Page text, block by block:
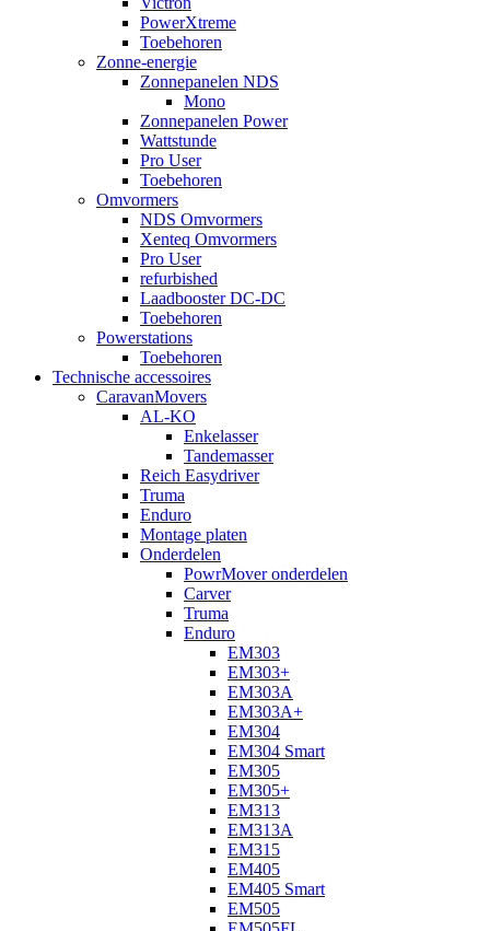
PowerXtreme
Toebehoren
Zonne-energie
Zonnepanelen NDS
Mono
Zonnepanelen Power
Wattstunde
Pro User
Toebehoren
Omvormers
NDS Omvormers
Xenteq Omvormers
Pro User
refurbished
Laadbooster DC-DC
Toebehoren
Powerstations
Toebehoren
Technische accessoires
CaravanMovers
AL-KO
Enkelasser
Tandemasser
Reich Easydriver
Truma
Enduro
Montage platen
Onderdelen
PowrMover onderdelen
Carver
Truma
Enduro
EM303
EM303+
EM303A
EM303A+
EM304
EM304 Smart
EM305
EM305+
EM313
EM313A
EM315
EM405
EM405 Smart
EM505